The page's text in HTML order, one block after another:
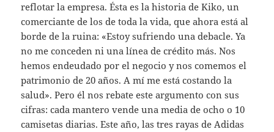
reflotar la empresa. Ésta es la historia de Kiko, un
comerciante de los de toda la vida, que ahora está al
borde de la ruina: «Estoy sufriendo una debacle. Ya
no me conceden ni una línea de crédito más. Nos
hemos endeudado por el negocio y nos comemos el
patrimonio de 20 años. A mí me está costando la
salud». Pero él nos rebate este argumento con sus
cifras: cada mantero vende una media de ocho o 10
camisetas diarias. Este año, las tres rayas de Adidas